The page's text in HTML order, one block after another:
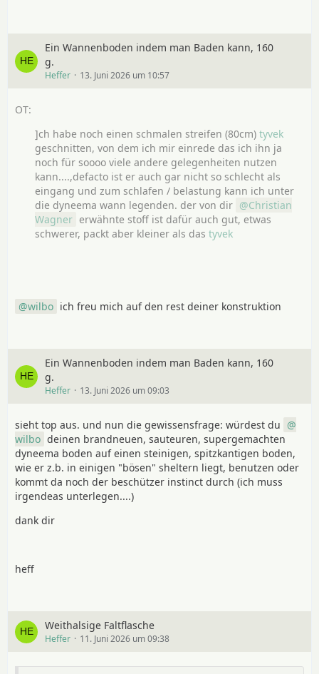
Ein Wannenboden indem man Baden kann, 160
g.
Heffer 13. Juni 2026 um 10:57
]ch habe noch einen schmalen streifen (80cm) tyvek
geschnitten, von dem ich mir einrede das ich ihn ja
noch für soooo viele andere gelegenheiten nutzen
kann....,defacto ist er auch gar nicht so schlecht als
eingang und zum schlafen / belastung kann ich unter
die dyneema wann legenden. der von dir
Christian
Wagner erwähnte stoff ist dafür auch gut, etwas
schwerer, packt aber kleiner als das tyvek
wilbo ich freu mich auf den rest deiner konstruktion
Ein Wannenboden indem man Baden kann, 160
g.
Heffer 13. Juni 2026 um 09:03
sieht top aus. und nun die gewissensfrage: würdest du
wilbo deinen brandneuen, sauteuren, supergemachten
dyneema boden auf einen steinigen, spitzkantigen boden,
wie er z.b. in einigen "bösen" sheltern liegt, benutzen oder
kommt da noch der beschützer instinct durch (ich muss
irgendeas unterlegen....)
dank dir
heff
Weithalsige Faltflasche
Heffer 11. Juni 2026 um 09:38